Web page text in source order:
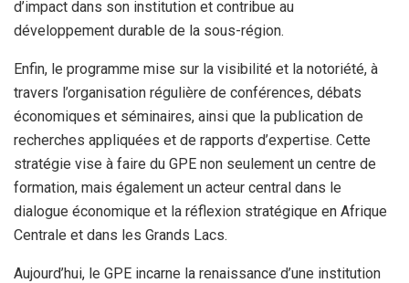
d’impact dans son institution et contribue au
développement durable de la sous-région.
Enfin, le programme mise sur la visibilité et la notoriété, à
travers l’organisation régulière de conférences, débats
économiques et séminaires, ainsi que la publication de
recherches appliquées et de rapports d’expertise. Cette
stratégie vise à faire du GPE non seulement un centre de
formation, mais également un acteur central dans le
dialogue économique et la réflexion stratégique en Afrique
Centrale et dans les Grands Lacs.
Aujourd’hui, le GPE incarne la renaissance d’une institution